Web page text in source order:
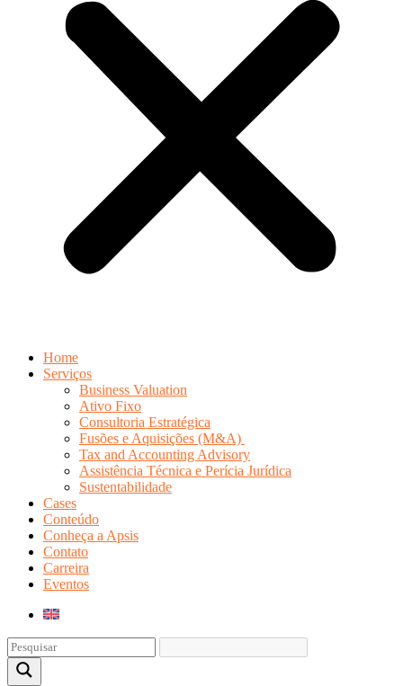
Home
Serviços
Business Valuation
Ativo Fixo
Consultoria Estratégica
Fusões e Aquisições (M&A)
Tax and Accounting Advisory
Assistência Técnica e Perícia Jurídica
Sustentabilidade
Cases
Conteúdo
Conheça a Apsis
Contato
Carreira
Eventos